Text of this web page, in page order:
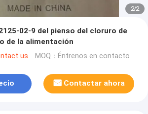
2/2
02-9 del pienso del cloruro de
de la alimentación
us MOQ：Éntrenos en contacto
Contactar ahora